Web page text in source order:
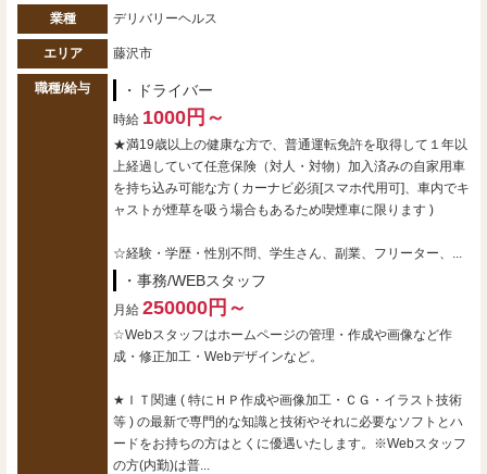
業種 デリバリーヘルス
エリア 藤沢市
職種/給与 ・ドライバー
時給 1000円～
★満19歳以上の健康な方で、普通運転免許を取得して１年以
上経過していて任意保険（対人・対物）加入済みの自家用車
を持ち込み可能な方 ( カーナビ必須[スマホ代用可]、車内でキ
ャストが煙草を吸う場合もあるため喫煙車に限ります )
☆経験・学歴・性別不問、学生さん、副業、フリーター、...
・事務/WEBスタッフ
月給 250000円～
☆Webスタッフはホームページの管理・作成や画像など作
成・修正加工・Webデザインなど。
★ＩＴ関連 ( 特にＨＰ作成や画像加工・ＣＧ・イラスト技術
等 ) の最新で専門的な知識と技術やそれに必要なソフトとハ
ードをお持ちの方はとくに優遇いたします。※Webスタッフ
の方(内勤)は普...